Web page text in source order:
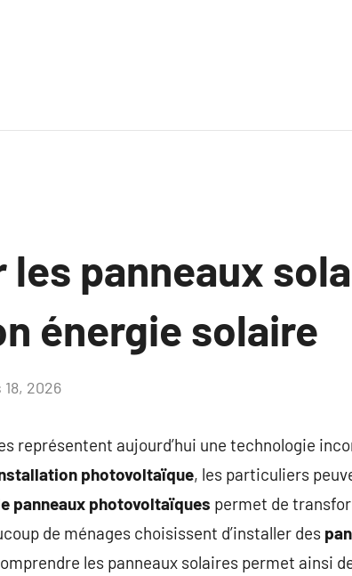
les panneaux
énergie solaire
18, 2026
représentent aujourd’hui une technologie
photovoltaïque, les particuliers
panneaux photovoltaïques permet de
de ménages choisissent d’installer des
les panneaux solaires permet ainsi